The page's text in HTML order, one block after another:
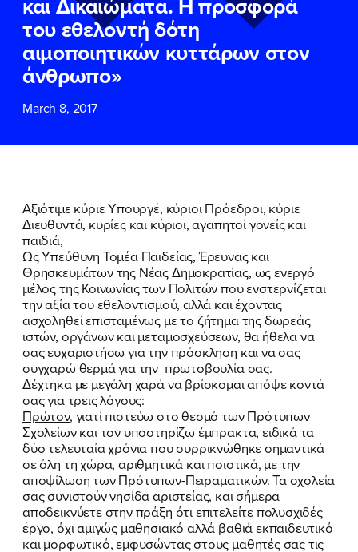
του εθελοντή δότη
αιμοποιητικών κυττάρων στον
άνθρωπο»
March 8, 2017
Αξιότιμε κύριε Υπουργέ, κύριοι Πρόεδροι, κύριε
Διευθυντά, κυρίες και κύριοι, αγαπητοί γονείς και
παιδιά,
Ως Υπεύθυνη Τομέα Παιδείας, Έρευνας και
Θρησκευμάτων της Νέας Δημοκρατίας, ως ενεργό
μέλος της Κοινωνίας των Πολιτών που ενστερνίζεται
την αξία του εθελοντισμού, αλλά και έχοντας
ασχοληθεί επισταμένως με το ζήτημα της δωρεάς
ιστών, οργάνων και μεταμοσχεύσεων, θα ήθελα να
σας ευχαριστήσω για την πρόσκληση και να σας
συγχαρώ θερμά για την πρωτοβουλία σας.
Δέχτηκα με μεγάλη χαρά να βρίσκομαι απόψε κοντά
σας για τρεις λόγους:
Πρώτον, γιατί πιστεύω στο θεσμό των Πρότυπων
Σχολείων και τον υποστηρίζω έμπρακτα, ειδικά τα
δύο τελευταία χρόνια που συρρικνώθηκε σημαντικά
σε όλη τη χώρα, αριθμητικά και ποιοτικά, με την
αποψίλωση των Πρότυπων-Πειραματικών. Τα σχολεία
σας συνιστούν νησίδα αριστείας, και σήμερα
αποδεικνύετε στην πράξη ότι επιτελείτε πολυσχιδές
έργο, όχι αμιγώς μαθησιακό αλλά βαθιά εκπαιδευτικό
και μορφωτικό, εμφυσώντας στους μαθητές σας τις
ΕΠΙΘΕΤΟ*
ΤΗΛΕΦΩΝΟ
EMAIL
Δεδομένων
και τους τους
Χρήσηςτου δικτυακού τόπου του
Πολιτικού Γραφείου της Βουλευτού
Νίκης Κεραμέως
ΥΠΟΒΟΛΗ
ΕΠΙΘΕΤΟ*
ΤΗΛΕΦΩΝΟ
EMAIL
Δεδομένων
και τους τους
Χρήσηςτου δικτυακού τόπου του
Πολιτικού Γραφείου της Βουλευτού
Νίκης Κεραμέως
ΥΠΟΒΟΛΗ